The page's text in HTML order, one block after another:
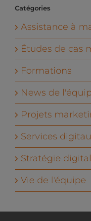
Catégories
Assistance à
Études de cas
Formations
News de
Projets
Services
Stratégie
Vie de l'équipe